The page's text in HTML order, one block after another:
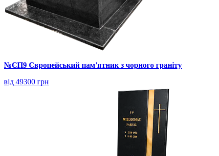
№ЄП9 Європейський пам'ятник з чорного граніту
від 49300 грн